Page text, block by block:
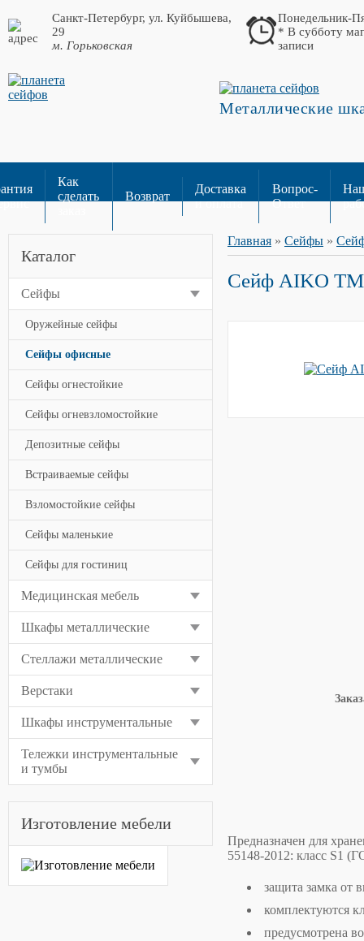
Санкт-Петербург, ул. Куйбышева,
29
м. Горьковская
Понедельник-
* В субботу
записи
Металлические
Как
сделать
Возврат
Доставка
и оплата
Вопрос-
Ответ
Каталог
Сейфы
Оружейные сейфы
Сейфы офисные
Сейфы огнестойкие
Сейфы огневзломостойкие
Депозитные сейфы
Встраиваемые сейфы
Взломостойкие сейфы
Сейфы маленькие
Сейфы для гостиниц
Медицинская мебель
Шкафы металлические
Стеллажи металлические
Верстаки
Шкафы инструментальные
Тележки инструментальные
и тумбы
Изготовление мебели
Главная » Сейфы »
Сейф AIKO
Предназначен для
55148-2012: класс S1
защита замка от
комплектуются
предусмотрена